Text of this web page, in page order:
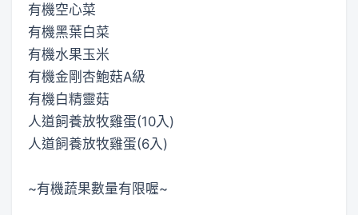
有機空心菜
有機黑葉白菜
有機水果玉米
有機金剛杏鮑菇A級
有機白精靈菇
人道飼養放牧雞蛋(10入)
人道飼養放牧雞蛋(6入)
~有機蔬果數量有限喔~